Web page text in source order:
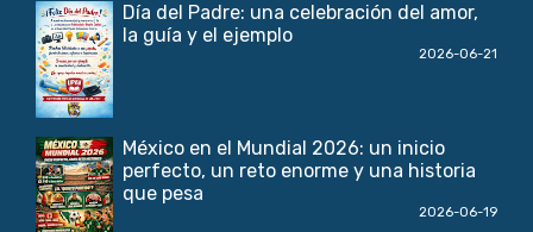
Día del Padre: una celebración del amor,
la guía y el ejemplo
2026-06-21
México en el Mundial 2026: un inicio
perfecto, un reto enorme y una historia
que pesa
2026-06-19